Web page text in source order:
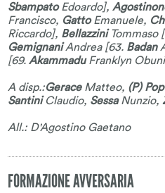
SbampatoEdoardo],
Francisco, GattoEmanuele,
Riccardo], BellazziniTommaso
GemignaniAndrea[63. Badan
[69.AkammaduFranklyn
A disp.:GeraceMatteo, (P) Pop
SantiniClaudio, SessaNunzio,
All.: D'Agostino Gaetano
FORMAZIONE AVVERSARIA